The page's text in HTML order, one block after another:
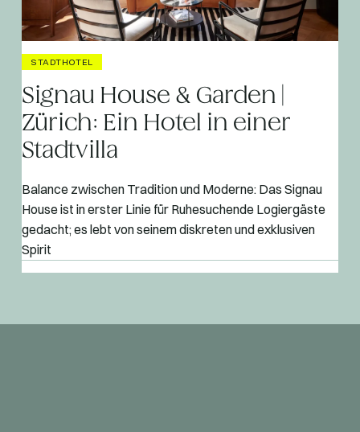
STADTHOTEL
Signau House & Garden |
Zürich: Ein Hotel in einer
Stadtvilla
Balance zwischen Tradition und Moderne: Das Signau
House ist in erster Linie für Ruhesuchende Logiergäste
gedacht; es lebt von seinem diskreten und exklusiven
Spirit